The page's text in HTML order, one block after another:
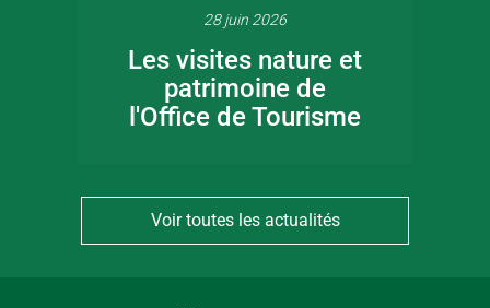
28 juin 2026
Les visites nature et
patrimoine de
l'Office de Tourisme
Voir toutes les actualités